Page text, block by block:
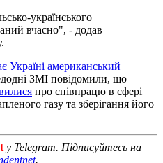
українського
вчасно", - додав
Україні американський
ЗМІ повідомили, що
про співпрацю в сфері
газу та зберігання його
у Telegram. Підписуйтесь на
.